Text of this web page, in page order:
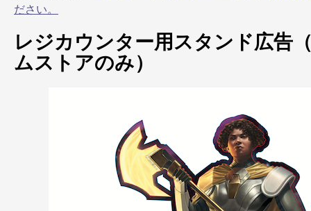
ださい。
レジカウンター用スタンド広告
ムストアのみ）